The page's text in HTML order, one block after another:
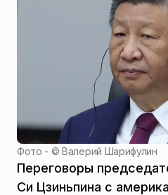
Фото - ©Валерий Шарифулин
Переговоры
Си Цзиньпина с